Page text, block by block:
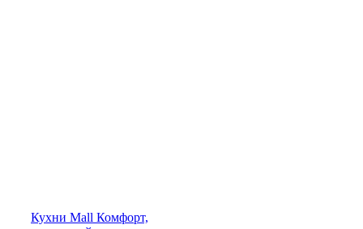
Кухни Mall Комфорт,